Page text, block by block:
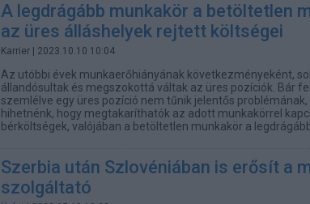
A legdrágább munkakör a betöltetlen
az üres álláshelyek rejtett költségei
Karrier | 2023.10.10 10:04
Az utóbbi évek munkaerőhiányának következményeként,
állandósultak és megszokottá váltak az üres pozíciók. Bár
szemlélve egy üres pozíció nem tűnik jelentős problémának,
hihetnénk, hogy megtakaríthatók az adott munkakörrel
bérköltségek, valójában a betöltetlen munkakör a
Szerbia után Szlovéniában is erősít a
szolgáltató